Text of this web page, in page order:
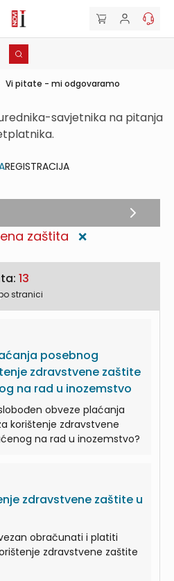
Vi pitate - mi odgovaramo
savjetnika na pitanja
REGISTRACIJA
zaštita ❌
13
stranici
posebnog
zdravstvene zaštite
na rad u inozemstvo
obveze plaćanja
korištenje zdravstvene
na rad u inozemstvo?
zdravstvene zaštite u
obračunati i platiti
zdravstvene zaštite